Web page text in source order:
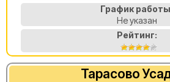
График
Не указан
Рейтинг:
Тарасово